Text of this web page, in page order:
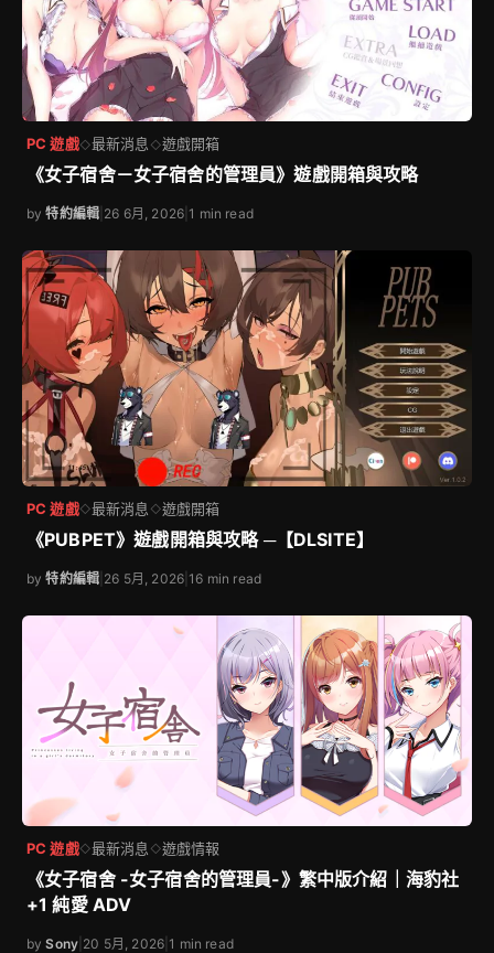
PC 遊戲◇最新消息 ◇遊戲開箱
《女子宿舍－女子宿舍的管理員》遊戲開箱與攻略
by特約編輯 26 6月, 2026 |1 min read
PC 遊戲◇最新消息 ◇遊戲開箱
《PUBPET》遊戲開箱與攻略 ─【DLSITE】
by特約編輯 26 5月, 2026 |16 min read
PC 遊戲◇最新消息 ◇遊戲情報
《女子宿舍 -女子宿舍的管理員-》繁中版介紹｜海豹社
+1 純愛 ADV
bySony 20 5月, 2026 |1 min read